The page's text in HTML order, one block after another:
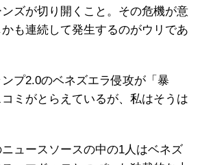
ズが切り開くこと。その危機が意
も連続して発生するのがウリであ
プ2.0のベネズエラ侵攻が「暴
ミがとらえているが、私はそうは
ュースソースの中の1人はベネズ